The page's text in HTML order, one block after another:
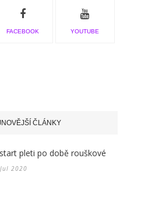
FACEBOOK YOUTUBE
ČLÁNKY
pleti po době rouškové
2020